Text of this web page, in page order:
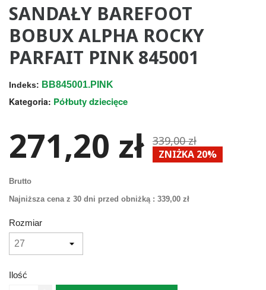
SANDAŁY BAREFOOT
BOBUX ALPHA ROCKY
PARFAIT PINK 845001
Indeks: BB845001.PINK
Kategoria: Półbuty dziecięce
271,20 zł 339,00 zł
ZNIŻKA 20%
Brutto
Najniższa cena z 30 dni przed obniżką : 339,00 zł
Rozmiar
Ilość